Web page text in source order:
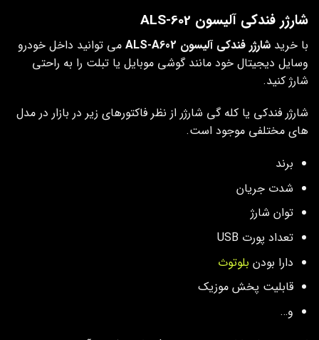
شارژر فندکی آلیسون ALS-602
با خرید شارژر فندکی آلیسون ALS-A602
می توانید داخل خودرو
وسایل دیجیتال خود مانند گوشی موبایل یا تبلت را به راحتی
شارژ کنید.
شارژر فندکی یا کله گی شارژر از نظر فاکتورهای زیر در بازار در مدل
های مختلفی موجود است.
برند
شدت جریان
توان شارژ
تعداد پورت USB
دارا بودن بلوتوث
قابلیت پخش موزیک
و…